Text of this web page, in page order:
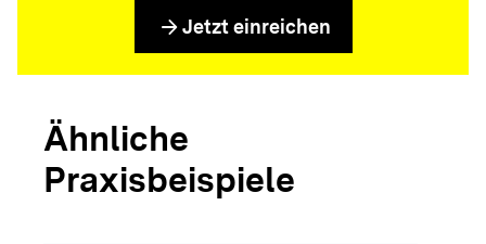
arrow_forward Jetzt einreichen
Ähnliche
Praxisbeispiele